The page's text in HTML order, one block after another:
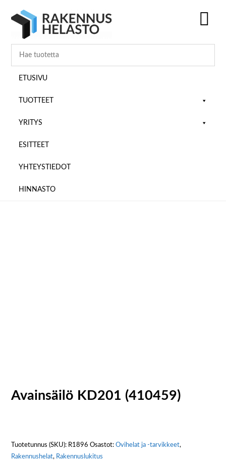
pääsisältöön
ensisijaiseen
alatunnisteeseen
ETUSIVU
TUOTTEET
YRITYS
ESITTEET
YHTEYSTIEDOT
HINNASTO
Avainsäilö KD201 (410459)
Tuotetunnus (SKU): R1896 Osastot:Ovihelat ja -tarvikkeet,
Rakennushelat, Rakennuslukitus